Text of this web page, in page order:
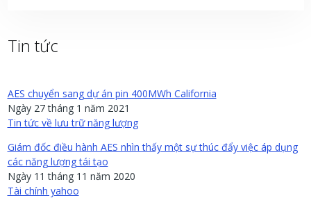
Tin tức
AES chuyển sang dự án pin 400MWh California
Ngày 27 tháng 1 năm 2021
Tin tức về lưu trữ năng lượng
Giám đốc điều hành AES nhìn thấy một sự thúc đẩy việc áp dụng
các năng lượng tái tạo
Ngày 11 tháng 11 năm 2020
Tài chính yahoo